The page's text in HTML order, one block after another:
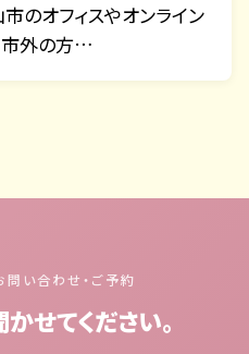
のオフィスやオンライン
市外の方…
い合わせ・ご予約
せてください。